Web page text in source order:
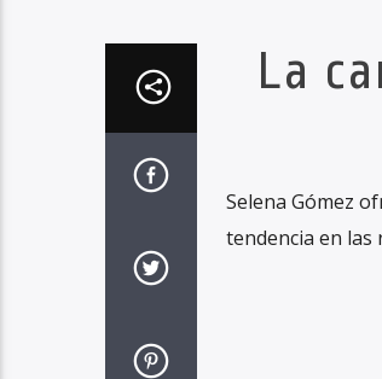
La
Selena Gómez
tendencia en las